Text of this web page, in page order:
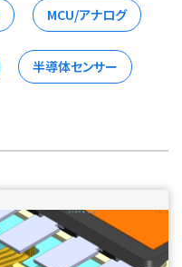
MCU/アナログ
半導体センサー